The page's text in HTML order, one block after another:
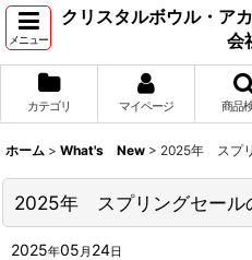
メニュー
クリスタルボウル・ア
会
カテゴリ マイページ 商品
ホーム > What's New > 2025年 スプ
2025年 スプリングセール
2025年05 月 24日